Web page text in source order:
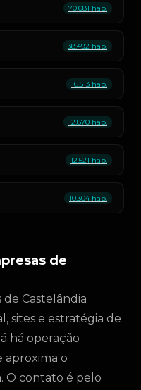
70.081 hab.
38.492 hab.
16.513 hab.
12.870 hab.
12.521 hab.
10.304 hab.
de
de Castelândia
sites e estratégia de
há operação
aproxima o
O contato é pelo